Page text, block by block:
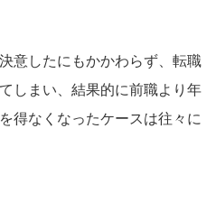
意したにもかかわらず、転職
しまい、結果的に前職より年
得なくなったケースは往々に